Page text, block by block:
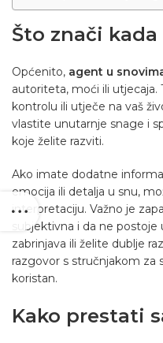
Što znači
Općenito, agent u
autoriteta, moći ili utjecaja.
kontrolu ili utječe na vaš
vlastite unutarnje snage i
koje želite razviti.
Ako imate dodatne
emocija ili detalja u snu,
interpretaciju. Važno je
subjektivna i da ne postoje
zabrinjava ili želite dublje
razgovor s stručnjakom za
koristan.
Kako prestati